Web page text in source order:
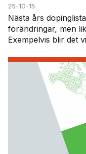
25-10-15
Nästa års
förändringar, men
Exempelvis blir det